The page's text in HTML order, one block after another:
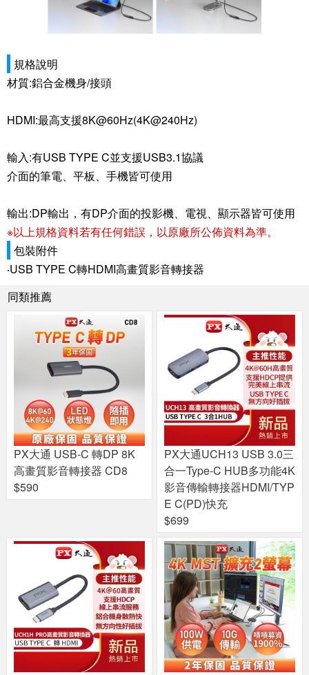
規格說明
材質:鋁合金機身/接頭
HDMI:最高支援8K@60Hz(4K@240Hz)
輸入:有USB TYPE C並支援USB3.1協議
介面的筆電、平板、手機皆可使用
輸出:DP輸出，有DP介面的投影機、電視、顯示器皆可使用
※以上規格資料若有任何錯誤，以原廠所公佈資料為準。
包裝附件
‧USB TYPE C轉HDMI高畫質影音轉接器
同類推薦
PX大通 USB-C 轉DP 8K
高畫質影音轉接器 CD8
$590
PX大通UCH13 USB 3.0三
合一Type-C HUB多功能4K
影音傳輸轉接器HDMI/TYP
E C(PD)快充
$699